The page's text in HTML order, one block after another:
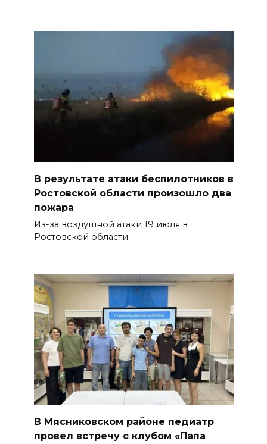
В результате атаки беспилотников в
Ростовской области произошло два
пожара
Из-за воздушной атаки 19 июля в
Ростовской области
В Мясниковском районе педиатр
провел встречу с клубом «Папа